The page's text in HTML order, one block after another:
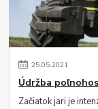
25.05.2021
Údržba
Začiatok jari je